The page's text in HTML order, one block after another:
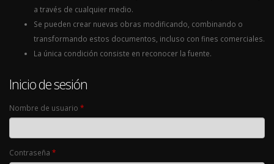
a través de cualquier medio.
Se pueden crear nuevas obras modificando, combinando o
transformando estos documentos, incluso con fines comerciales.
La única condición consiste en reconocer la fuente.
Inicio de sesión
Nombre de usuario *
Contraseña *